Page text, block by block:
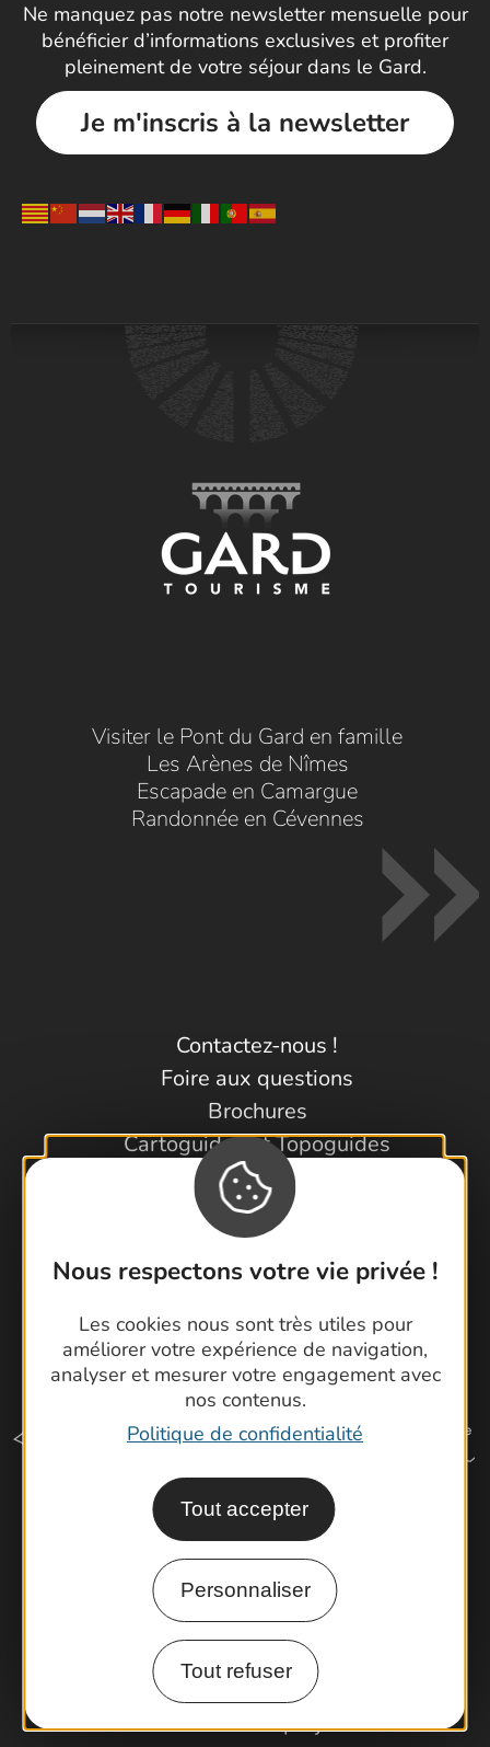
Nous respectons votre vie privée !
Les cookies nous sont très utiles pour
améliorer votre expérience de navigation,
analyser et mesurer votre engagement avec
nos contenus.
Politique de confidentialité
Tout accepter
Personnaliser
Tout refuser
Ne manquez pas notre newsletter mensuelle pour
bénéficier d’informations exclusives et profiter
pleinement de votre séjour dans le Gard.
Je m'inscris à la newsletter
Visiter le Pont du Gard en famille
Les Arènes de Nîmes
Escapade en Camargue
Randonnée en Cévennes
Contactez-nous !
Foire aux questions
Brochures
Cartoguides et Topoguides
Latitude Gard
Comment venir ?
Espace Pro
Observatoire
Partenaires et Pros
Porteurs de projets